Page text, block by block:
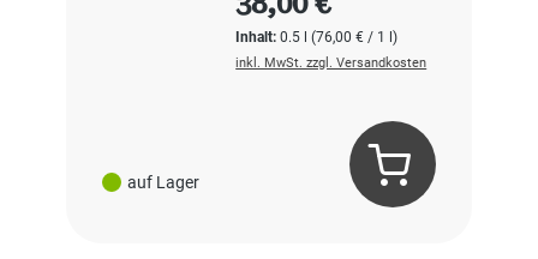
auf Lager
Inhalt:0.5 l(76,00 € / 1 l)
inkl. MwSt. zzgl. Versandkosten